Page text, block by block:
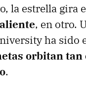
la estrella gira
, en otro.
ha sido
orbitan
.